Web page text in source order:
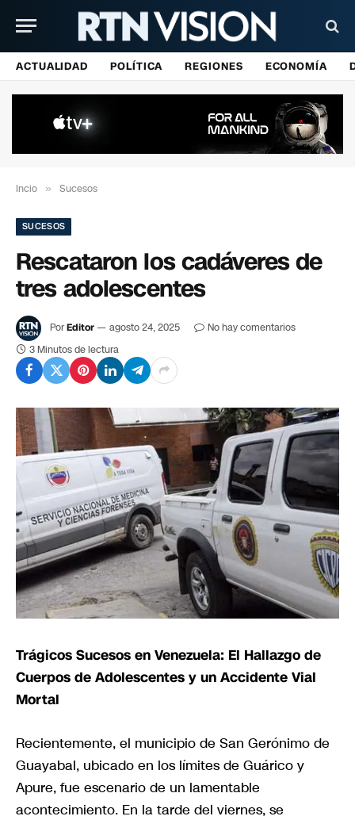
ACTUALIDAD POLÍTICA REGIONES ECONOMÍA
Incio » Sucesos
SUCESOS
Rescataron los cadáveres de
tres adolescentes
PorEditor agosto 24, 2025
No hay comentarios
3 Minutos de lectura
Trágicos Sucesos en Venezuela: El Hallazgo de
Cuerpos de Adolescentes y un Accidente Vial
Mortal
Recientemente, el municipio de San Gerónimo de
Guayabal, ubicado en los límites de Guárico y
Apure, fue escenario de un lamentable
acontecimiento. En la tarde del viernes, se